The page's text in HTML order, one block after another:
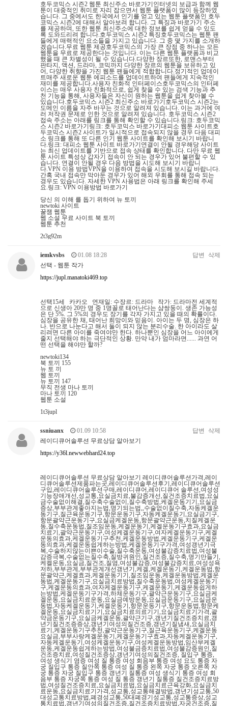
호두코믹스 시즌2 웹툰 최신주소 바로가기인터넷의 보급과 함께 웹
툰이 대중적인 취미로 자리 잡으면서 웹툰 플랫폼이 많이 등장하였
습니다. 그 중에서도 한국에서 인기를 얻고 있는 웹툰 플랫폼인 호두
코믹스 시즌2에 대해서 알아보려 합니다. 그 특징과 바로가기 주소
를 제공하며, 또한 웹툰 최신주소에 대한 정보를 쉽게 얻을 수 있도
록 도와드리려 합니다.호두코믹스 시즌2 특징호두코믹스는 웹툰 팬
들에게 매력적인 요소들을 가지고 있습니다. 그 중 몇 가지를 소개하
겠습니다.무료 웹툰 제공호두코믹스의 가장 큰 장점 중 하나는 모든
웹툰을 무료로 제공한다는 것입니다. 이는 다른 웹툰 플랫폼과 비교
했을 때 큰 차별성이 될 수 있습니다.다양한 장르또한, 로맨스부터
판타지, 액션, 드라마, 코믹까지 다양한 장르의 웹툰을 보유하고 있
어, 다양한 취향을 가진 웹툰 팬들에게 적합합니다.정기적인 업데이
트매주 새로운 웹툰 에피소드를 업데이트하여 팬들에게 지속적인
재미를 제공합니다.사용자 친화적 인터페이스호두코믹스의 인터페
이스는 매우 사용자 친화적으로, 쉽게 찾을 수 있는 검색 기능과 추
천 기능을 통해, 사용자들은 자신이 원하는 웹툰을 쉽게 찾아볼 수
있습니다.호두코믹스 시즌2 최신주소 바로가기호두코믹스 시즌2는
도메인 이름을 자주 바꾸는 것으로 알려져 있습니다. 이는 과거에 여
러 저작권 문제로 인한 것으로 알려져 있습니다. 호두코믹스 시즌2
접속 주소는 아래를 링크를 통해 확인할 수 있습니다.링크: 호두코믹
스 시즌2 바로가기링크: 호두코믹스 바로가기대피소 웹툰 사이트호
두코믹스 시즌2 사이트가 일시적으로 접속되지 않을 경우 다음 대피
소 링크를 통해 또 다른 인기 웹툰 사이트를 확인해 보시기 바랍니
다.링크: 대피소 웹툰 사이트 바로가기연결이 안될 경우해당 사이트
는 최신 업데이트를 기반으로 접속 상태를 확인합니다. 다만 무료 웹
툰 사이트 특성상 갑자기 접속이 안 되는 경우가 있어 불편할 수 있
습니다. 연결이 안될 경우 다음 방법을 시도해 보시기 바랍니
다.VPN 이용 방법VPN을 이용하여 접속을 시도해 보시길 바랍니다.
간혹 국내 접속만 막아둔 경우가 있어 해외 우회를 통해 접속 되는
경우도 있습니다. 자세한 VPN 사용법은 아래 링크를 확인해 주세
요.링크: VPN 이용방법 바로가기
당신 의 이해 를 돕기 위하여 뉴 토끼
newtoki 사이트
꿀잼 웹툰
웹 소설 무료 사이트 북 토끼
웹툰 추천
2t3g92m
iemkvsbs 01.08 18:28 답변
삭제
선택 - 웹툰 작가
https://jupl.manatoki469.top
선택15세 카카오 연재일: 수장르: 드라마 작가: 드라마전 세계적
으로 신생아 20만 명 중 1명꼴로 태어난다는 샴쌍둥이. 생존 가능성
은 단 5%. 그 5%의 경우도 장기를 각자 가지고 있을 때의 확률이다.
심장을 공유한 채, 태어난 희망이와 믿음이. 아이는 두 명, 심장은 하
나. 반으로 나눈다고 해서 둘이 되지 않는 분리수술. 한 아이라도 살
리려면 다른 아이를 죽여야만 한다. 하나뿐인 심장을 어느 아이에게
줄지 선택해야 하는 극단적인 상황. 만약 내가 엄마라면...... 과연 어
떤 선택을 해야만 할까?
newtoki134
북 토끼 155
뉴 토 끼
웹 토끼
뉴 토끼 147
무직 전생 마나 토끼
마나 토끼 120
웹툰 소설
1t3jupl
ssniuanx 01.09 10:58 답변
삭제
레이디큐어솔루션 무료상담 알아보기
https://y36l.newwebhard24.top
레이디큐어솔루션 무료상담 알아보기 레이디큐어솔루션가격,레이
디큐어솔루션제품파는곳,레이디큐어솔루션후기,레이디큐어솔루션
구입,레이디큐어솔루션구매,레이디큐어,레이디큐어 솔루션,여성성
기능장애개선,성교통,요실금치료,불감증개선,질건조증치료법,요실
금수술없이해결,질수축수술없이,질수축방법,케겔운동기기,요실금
증상,부부관계좋아지는법,명기되는법,,수술없이질수축,자동케겔운
동기구,질근육운동기구,항문운동기구,자동케겔운동기,요실금기구,
항문괄약근운동기구,요실금케겔운동,항문괄약근운동,치질케겔운
동,질수축운동법,질조임운동,케겔운동기,케겔운동기구효과,요실금
치료기,괄약근운동기구,여성케겔운동기구,여자케겔운동기구,케겔
운동의효과,케겔운동기구추천,케겔운동방법,케겔운동기구,케겔운
동의효과,케겔운동쉽게하는방법,케겔운동기구가격,여성갱년기극
복,수술하지않는이쁜이수술,질수축운동,여성불감증치료법,여성불
감증극복,수술없는질수축,질방귀원인,질건조증,질수축,명기만들기,
케켈운동,요실금,질건조,질염,여성불감증,여성불감증치료,여성성욕
저하,부부관계,부부관계개선갱년기,케겔,케겔운동기,케겔운동법,항
문괄약근,케겔효과,케겔운동기기,질조임운동,케겔운동방법,케겔운
동법,케겔운동기구,요실금치료방법,질수축운동법,여성케겔운동기
구,케겔운동의효과,여자케겔운동기구,케겔운동기,케겔운동쉽게하
는방법,케겔운동기구가격,하체운동기구,괄약근운동기구,요실금케
겔운동,요실금치료운동,요실금예방운동,요실금운동기구,요실금운
동법,자동케겔운동기,케겔운동기,항문운동기구,항문운동법,항문케
겔운동,요실금치료기기,요실금치료의료기기,요실금치료기가격,괄
약금운동기구,요실금케겔운동,괄약근기구,갱년기질건조증치료,갱
년기질건조증증상,갱년기여성의질건조증,갱년기질냄새,요실금치
료기,케겔운동기구추천,괄약근운동기구,질근육운동기구,케겔운동
요실금,부부사랑케겔운동기,케겔운동기구효과,자동케겔운동기구,
자동케겔운동기,여성케겔운동기구,여성케겔운동방법,임산부케겔
운동,케겔운동쉽게하는방법,여성불금증치료법,여성불감증원인,질
건조증치료,여성질건조증상,갱년기여성의질건조증, 질입구 통증,
여성 생식기 염증 여성 질 통증 여성 회음부 통증 여성 요도 통증 자
궁 질입구 통증 질안쪽 통증 여성 질 통증 왼쪽 자궁 통증 오른쪽 자
궁 통증 자궁 질입구 통증 갱년기 질통증 여성 생식기 통증 여성 회
음부 통증 자궁쪽 통증 여성 질 통증 갱년기 질통증 질건조증치료방
법,여성질건조증치료,요실금치료법,요실금치료근육강화,요실금치
료운동,요실금치료기가격,성교통,성교통해결방법,갱년기성교통,50
대성교통치료방법,폐경성교통,50대폐경기성교통,성교통증상,성교
통치료법,갱년기여성의질건조증,질건조증치료방법,자궁건조증,질